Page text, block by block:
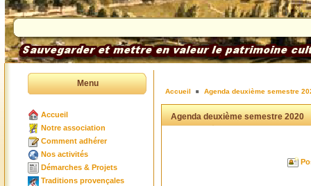
Menu
Accueil
Notre association
Comment adhérer
Nos activités
Démarches & Projets
Traditions provençales
Accueil Agenda deuxième semestre
Agenda deuxième semestre 2020